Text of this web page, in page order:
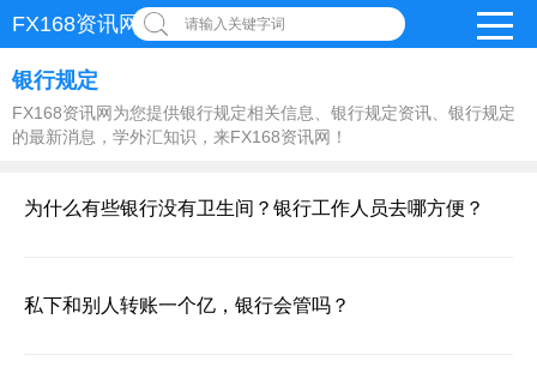
FX168资讯网 请输入关键字词
银行规定
FX168资讯网为您提供银行规定相关信息、银行规定资讯、银行规定
的最新消息，学外汇知识，来FX168资讯网！
为什么有些银行没有卫生间？银行工作人员去哪方便？
私下和别人转账一个亿，银行会管吗？